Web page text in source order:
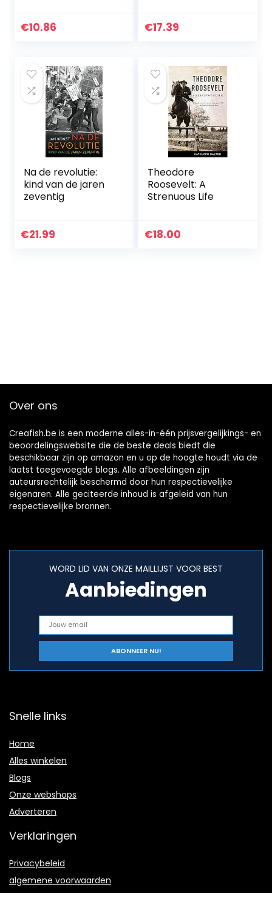
€10.86
fighter pilot
€17.39
Na de revolutie:
kind van de jaren
zeventig
€21.99
Theodore
Roosevelt: A
Strenuous Life
€18.00
Over ons
Creafish.be is een moderne alles-in-één prijsvergelijkings- en
beoordelingswebsite die de beste deals biedt die
beschikbaar zijn op amazon en u op de hoogte houdt via de
laatst toegevoegde blogs. Alle afbeeldingen zijn
auteursrechtelijk beschermd door hun respectievelijke
eigenaren. Alle geciteerde inhoud is afgeleid van hun
respectievelijke bronnen.
WORD LID VAN ONZE MAILLIJST VOOR BEST
Aanbiedingen
Snelle links
Home
Alles winkelen
Blogs
Onze webshops
Adverteren
Verklaringen
Privacybeleid
algemene voorwaarden
Gelieerde openbaarmaking